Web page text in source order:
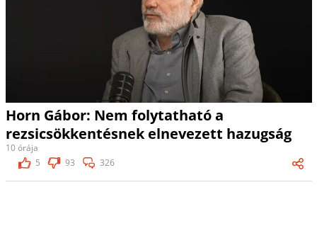
Horn Gábor: Nem folytatható a
rezsicsökkentésnek elnevezett hazugság
10 órája
5
93 326